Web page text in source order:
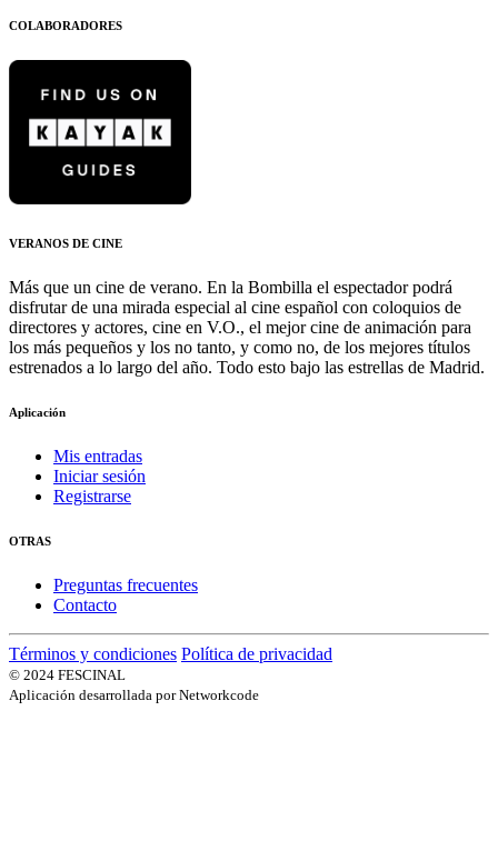
COLABORADORES
VERANOS DE CINE
Más que un cine de verano. En la Bombilla el espectador podrá
disfrutar de una mirada especial al cine español con coloquios de
directores y actores, cine en V.O., el mejor cine de animación para
los más pequeños y los no tanto, y como no, de los mejores títulos
estrenados a lo largo del año. Todo esto bajo las estrellas de Madrid.
Aplicación
Mis entradas
Iniciar sesión
Registrarse
OTRAS
Preguntas frecuentes
Contacto
Términos y condiciones Política de privacidad
© 2024 FESCINAL
Aplicación desarrollada por Networkcode